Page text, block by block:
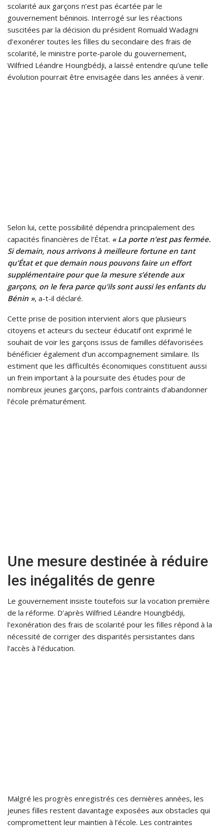
scolarité aux garçons n’est pas écartée par le
gouvernement béninois. Interrogé sur les réactions
suscitées par la décision du président Romuald Wadagni
d’exonérer toutes les filles du secondaire des frais de
scolarité, le ministre porte-parole du gouvernement,
Wilfried Léandre Houngbédji, a laissé entendre qu’une telle
évolution pourrait être envisagée dans les années à venir.
Selon lui, cette possibilité dépendra principalement des
capacités financières de l’État. « La porte n’est pas fermée.
Si demain, nous arrivons à meilleure fortune en tant
qu’État et que demain nous pouvons faire un effort
supplémentaire pour que la mesure s’étende aux
garçons, on le fera parce qu’ils sont aussi les enfants du
Bénin », a-t-il déclaré.
Cette prise de position intervient alors que plusieurs
citoyens et acteurs du secteur éducatif ont exprimé le
souhait de voir les garçons issus de familles défavorisées
bénéficier également d’un accompagnement similaire. Ils
estiment que les difficultés économiques constituent aussi
un frein important à la poursuite des études pour de
nombreux jeunes garçons, parfois contraints d’abandonner
l’école prématurément.
Une mesure destinée à réduire
les inégalités de genre
Le gouvernement insiste toutefois sur la vocation première
de la réforme. D’après Wilfried Léandre Houngbédji,
l’exonération des frais de scolarité pour les filles répond à la
nécessité de corriger des disparités persistantes dans
l’accès à l’éducation.
Malgré les progrès enregistrés ces dernières années, les
jeunes filles restent davantage exposées aux obstacles qui
compromettent leur maintien à l’école. Les contraintes